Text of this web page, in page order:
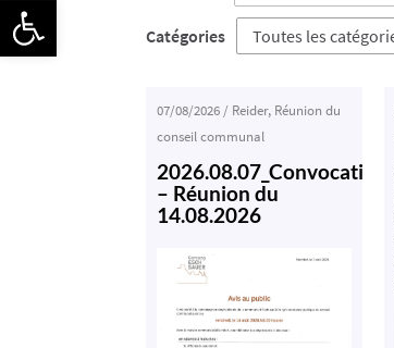
Catégories
07/08/2026 / Reider, Réunion du
conseil communal
2026.08.07_Convocation
– Réunion du
14.08.2026
Ouvrir la barre d’outils